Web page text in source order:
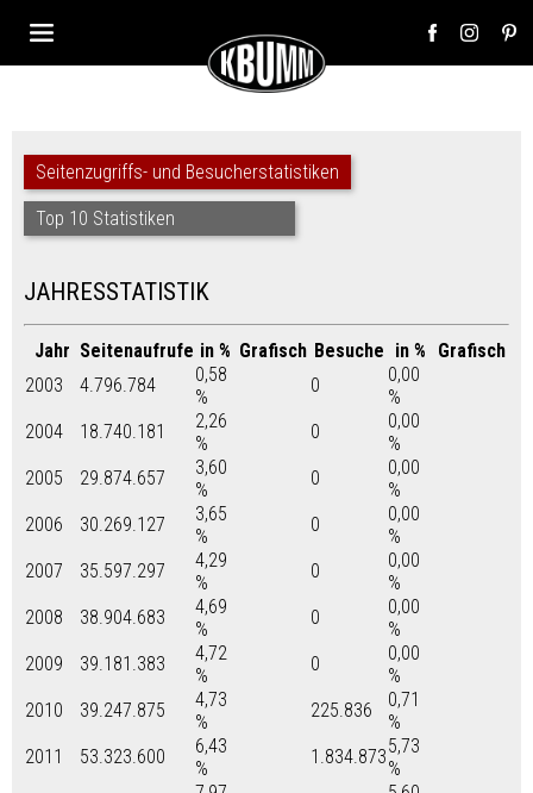
Seitenzugriffs- und Besucherstatistiken
Top 10 Statistiken
JAHRESSTATISTIK
Jahr Seitenaufrufe in % Grafisch Besuche in %
Grafisch
2003
4.796.784
0,58
%
0
0,00
%
2004
18.740.181
2,26
%
0
0,00
%
2005
29.874.657
3,60
%
0
0,00
%
2006
30.269.127
3,65
%
0
0,00
%
2007
35.597.297
4,29
%
0
0,00
%
2008
38.904.683
4,69
%
0
0,00
%
2009
39.181.383
4,72
%
0
0,00
%
2010
39.247.875
4,73
%
225.836
0,71
%
2011
53.323.600
6,43
%
1.834.8735,73
%